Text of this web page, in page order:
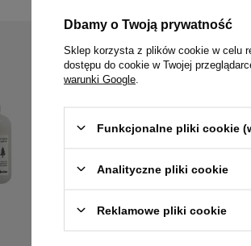
Dbamy o Twoją prywatność
Sklep korzysta z plików cookie w celu
dostępu do cookie w Twojej
warunki Google
Funkcjonalne pliki cookie
Analityczne pliki cookie
Reklamowe pliki cookie